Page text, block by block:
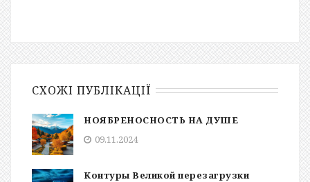
СХОЖІ ПУБЛІКАЦІЇ
НОЯБРЕНОСНОСТЬ НА ДУШЕ
09.11.2024
Контуры Великой перезагрузки